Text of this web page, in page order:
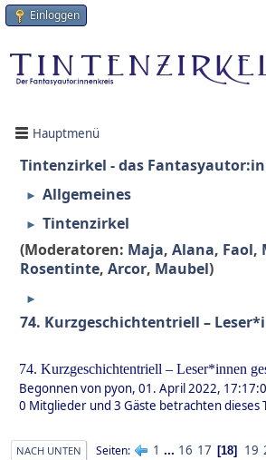
Einloggen
Hauptmenü
Tintenzirkel - das
► Allgemeines
► Tintenzirkel
(Moderatoren: Maja, Alana, Faol,
Rosentinte, Arcor, Maubel)
►
74. Kurzgeschichtentriell –
74. Kurzgeschichtentriell – Leser*innen
Begonnen von pyon, 01. April 2022,
0 Mitglieder und 3 Gäste betrachten dieses
NACH UNTEN Seiten 1 ... 16 17 18 19